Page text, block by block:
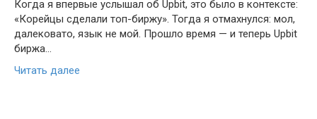
Когда я впервые услышал об Upbit, это было в контексте:
«Корейцы сделали топ-биржу». Тогда я отмахнулся: мол,
далековато, язык не мой. Прошло время — и теперь Upbit
биржа…
Читать далее